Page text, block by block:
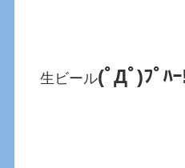
生ビール(ﾟДﾟ)ﾌﾟﾊ